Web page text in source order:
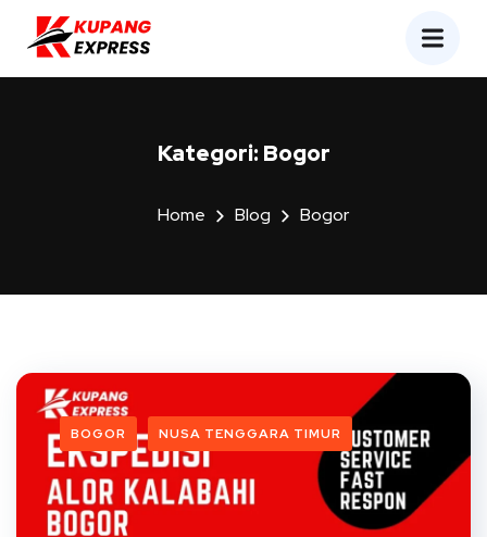
Kategori: Bogor
Home Blog Bogor
BOGOR NUSA TENGGARA TIMUR